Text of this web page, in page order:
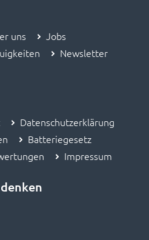
uns
Jobs
Newsletter
Datenschutzerklärung
Batteriegesetz
Impressum